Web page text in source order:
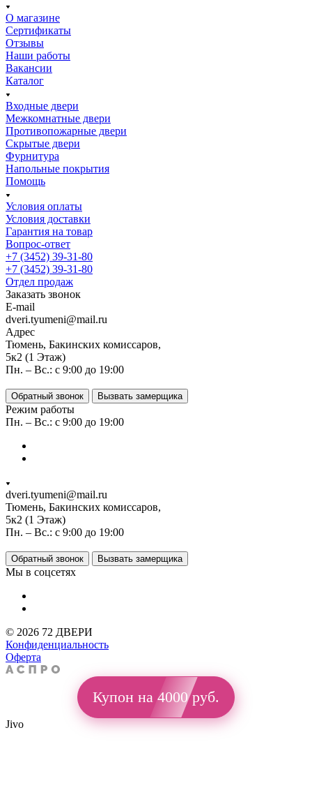
О магазине
Сертификаты
Отзывы
Наши работы
Вакансии
Каталог
Входные двери
Межкомнатные двери
Противопожарные двери
Скрытые двери
Фурнитура
Напольные покрытия
Помощь
Условия оплаты
Условия доставки
Гарантия на товар
Вопрос-ответ
+7 (3452) 39-31-80
+7 (3452) 39-31-80
Отдел продаж
Заказать звонок
E-mail
dveri.tyumeni@mail.ru
Адрес
Тюмень, Бакинских комиссаров,
5к2 (1 Этаж)
Пн. – Вс.: с 9:00 до 19:00
Обратный звонок Вызвать замерщика
Режим работы
Пн. – Вс.: с 9:00 до 19:00
dveri.tyumeni@mail.ru
Тюмень, Бакинских комиссаров,
5к2 (1 Этаж)
Пн. – Вс.: с 9:00 до 19:00
Обратный звонок Вызвать замерщика
Мы в соцсетях
© 2026 72 ДВЕРИ
Конфиденциальность
Оферта
Купон на 4000 руб.
Jivo